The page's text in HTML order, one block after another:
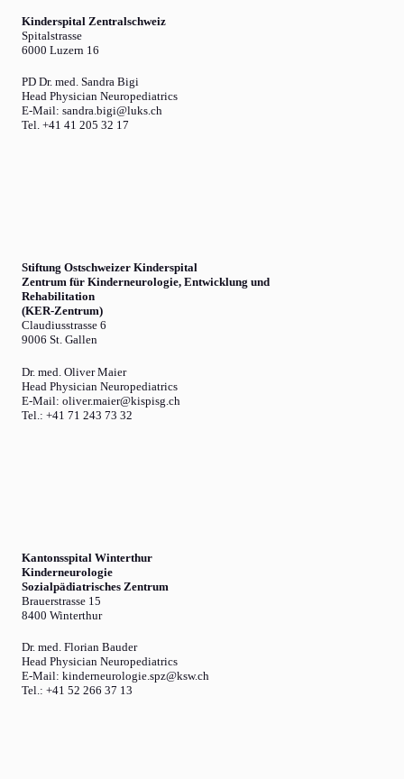
Kinderspital Zentralschweiz
Spitalstrasse
6000 Luzern 16
PD Dr. med. Sandra Bigi
Head Physician Neuropediatrics
E-Mail: sandra.bigi@luks.ch
Tel. +41 41 205 32 17
Stiftung Ostschweizer Kinderspital
Zentrum für Kinderneurologie, Entwicklung und
Rehabilitation
(KER-Zentrum)
Claudiusstrasse 6
9006 St. Gallen
Dr. med. Oliver Maier
Head Physician Neuropediatrics
E-Mail: oliver.maier@kispisg.ch
Tel.: +41 71 243 73 32
Kantonsspital Winterthur
Kinderneurologie
Sozialpädiatrisches Zentrum
Brauerstrasse 15
8400 Winterthur
Dr. med. Florian Bauder
Head Physician Neuropediatrics
E-Mail: kinderneurologie.spz@ksw.ch
Tel.: +41 52 266 37 13